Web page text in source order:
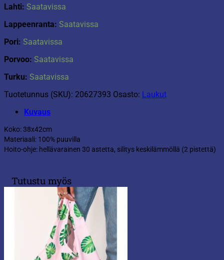
Lahti: Saatavissa
Lappeenranta: Saatavissa
Pori: Saatavissa
Porvoo: Saatavissa
Turku: Saatavissa
Tuotetunnus (SKU): 20627393 Osasto: Laukut
Kuvaus
Koko: 38x42cm
Materiaali: 100% puuvilla
Hoito-ohje: hellävarainen 30 astetta, silitys keskilämmöllä (2 pistettä)
Tutustu myös